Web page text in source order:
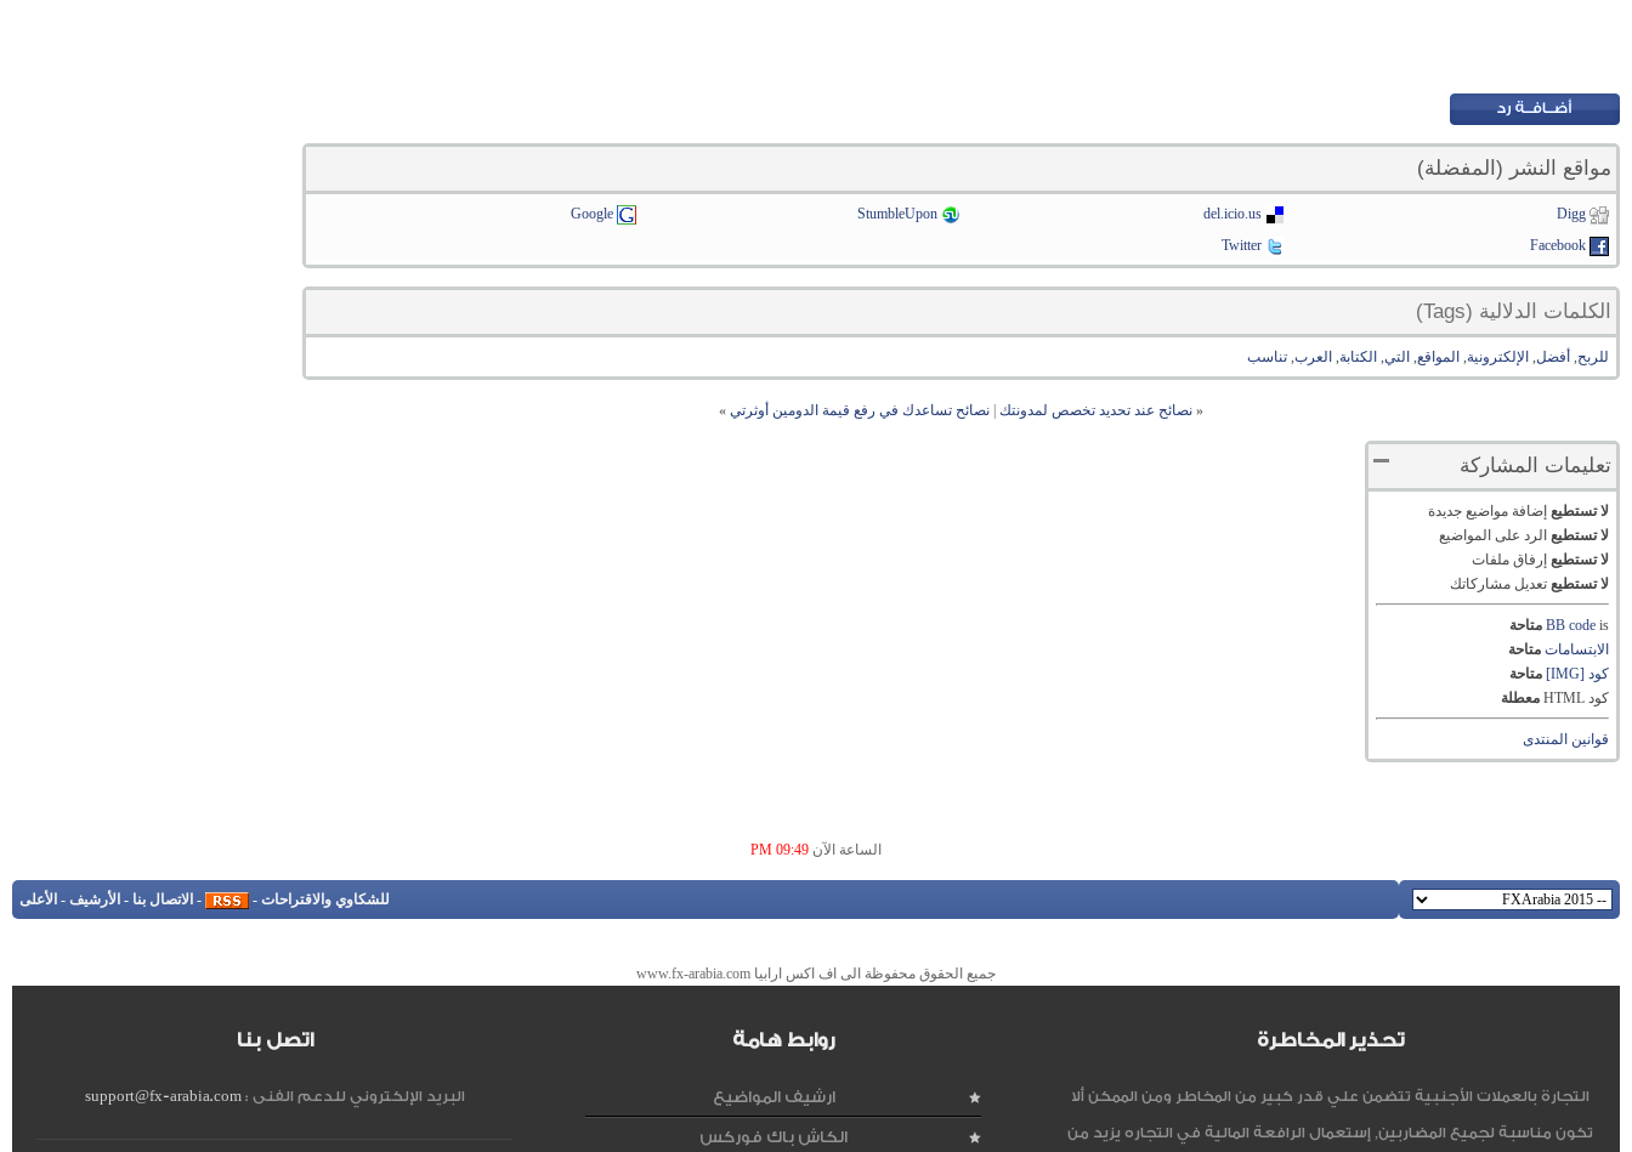
مواقع النشر (المفضلة)
Digg
del.icio.us
StumbleUpon
Google
Facebook
Twitter
الكلمات الدلالية (Tags)
للربح, أفضل, الإلكترونية, المواقع, التي, الكتابة, العرب,تناسب
« نصائح عند تحديد تخصص لمدونتك |نصائح تساعدك في رفع قيمة الدومين أوثرتي »
تعليمات المشاركة
لا تستطيع إضافة مواضيع جديدة
لا تستطيع الرد على المواضيع
لا تستطيع إرفاق ملفات
لا تستطيع تعديل مشاركاتك
BB codeis
متاحة
الابتسامات متاحة
كود [IMG]
متاحة
كود HTML
معطلة
قوانين المنتدى
الساعة الآن 09:49 PM
للشكاوي والاقتراحات -
- الاتصال بنا - الأرشيف - الأعلى
جميع الحقوق محفوظة الى اف اكس ارابيا www.fx-arabia.com
تحذير المخاطرة
التجارة بالعملات الأجنبية تتضمن علي قدر كبير من المخاطر ومن الممكن ألا
تكون مناسبة لجميع المضاربين, إستعمال الرافعة المالية في التجاره يزيد من
روابط هامة
ارشيف المواضيع
الكاش باك فوركس
اتصل بنا
البريد الإلكتروني للدعم الفنى :support@fx-arabia.com